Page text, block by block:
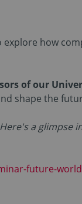
how
of our
shape the
a glimpse
future-